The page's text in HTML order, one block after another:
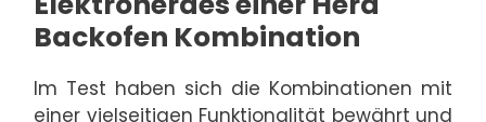
Backofen Kombination
Im Test haben sich die Kombinationen mit
einer vielseitigen Funktionalität bewährt und